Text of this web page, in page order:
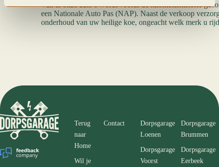
Van al onze auto’s wordt vooraf de kilometerhistorie
een Nationale Auto Pas (NAP). Naast de verkoop
onderhoud van uw heilige koe, ongeacht welk merk u
Terug
naar
Home
Contact
Wil je
Dorpsgarage
Loenen
Dorpsgarage
Brummen
Dorpsgarage
Voorst
Dorpsgarage
Eerbeek